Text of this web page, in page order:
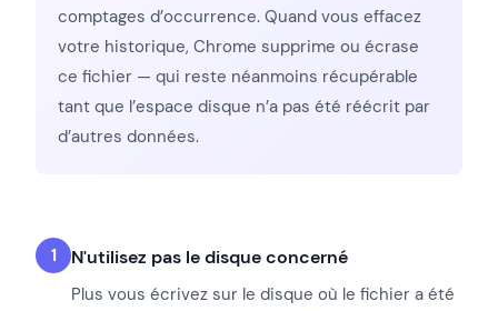
comptages d’occurrence. Quand vous effacez
votre historique, Chrome supprime ou écrase
ce fichier — qui reste néanmoins récupérable
tant que l’espace disque n’a pas été réécrit par
d’autres données.
N'utilisez pas le disque concerné
Plus vous écrivez sur le disque où le fichier a été